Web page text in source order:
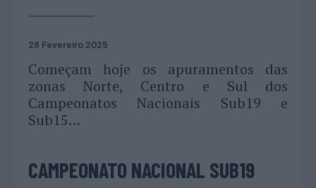
28 Fevereiro 2025
Começam hoje os apuramentos das
zonas Norte, Centro e Sul dos
Campeonatos Nacionais Sub19 e
Sub15…
CAMPEONATO NACIONAL SUB19